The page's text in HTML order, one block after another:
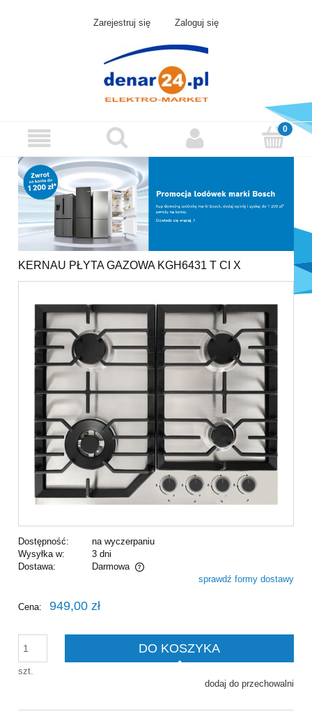
Zarejestruj się Zaloguj się
KERNAU PŁYTA GAZOWA KGH6431 T CI X
Dostępność:
na wyczerpaniu
Wysyłka w:
3 dni
Dostawa:
Darmowa
Cena nie zawiera ewentualnych kosztów płatnościsprawdź formy dostawy
Cena: 949,00 zł
szt.
DO KOSZYKA
dodaj do przechowalni